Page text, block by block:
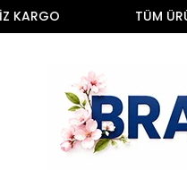
TÜM